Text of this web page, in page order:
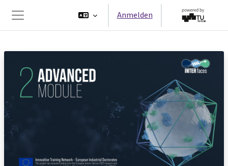
Website-Übersicht
Anmelden